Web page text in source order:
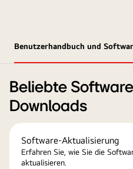
Benutzerhandbuch und
Beliebte
Downloads
Software-Aktualisierung
Erfahren Sie, wie Sie die
aktualisieren.